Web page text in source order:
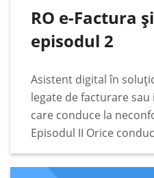
RO e-Factura
episodul 2
Asistent digital în
legate de facturare
care conduce la
Episodul II Orice
responsabil va căuta
legate de conformitate